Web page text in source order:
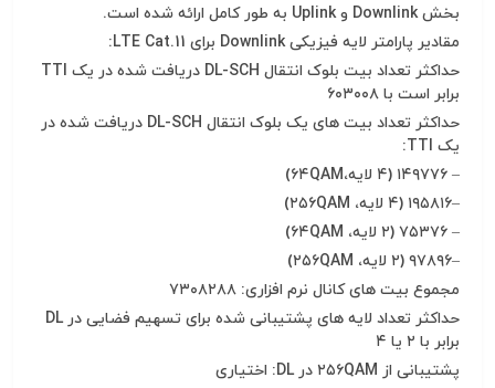
بخش Downlink و Uplink به طور کامل ارائه شده است.
مقادیر پارامتر لایه فیزیکیDownlink برای LTE Cat.11:
حداکثر تعداد بیت بلوک انتقال
DL-SCH دریافت شده در یک TTI
برابر است با ۶۰۳۰۰۸
حداکثر تعداد بیت های یک بلوک انتقال
DL-SCH دریافت شده در
یک TTI:
– ۱۴۹۷۷۶ (۴ لایه، ۶۴QAM)
–۱۹۵۸۱۶ (۴ لایه، ۲۵۶QAM)
– ۷۵۳۷۶ (۲ لایه، ۶۴QAM)
–۹۷۸۹۶ (۲ لایه، ۲۵۶QAM)
مجموع بیت های کانال نرم افزاری: ۷۳۰۸۲۸۸
حداکثر تعداد لایه های پشتیبانی شده برای تسهیم فضایی در DL
برابر با ۲ یا ۴
پشتیبانی از
۲۵۶QAM در DL: اختیاری